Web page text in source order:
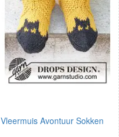
Vleermuis Avontuur Sokken